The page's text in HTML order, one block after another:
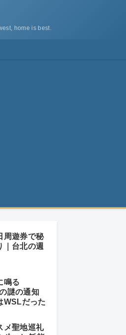
home is best.
周遊券で秘
｜台北の週
鳴る
謎の通知
WSLだった
メ聖地巡礼